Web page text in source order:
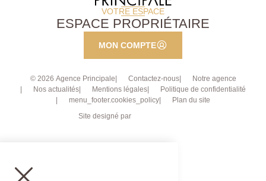
VOTRE ESPACE
ESPACE PROPRIÉTAIRE
MON COMPTE
© 2026 Agence Principale Contactez-nous
Notre agence
Nos actualités
Mentions légales
Politique de confidentialité
menu_footer.cookies_policy
Plan du site
Site designé par